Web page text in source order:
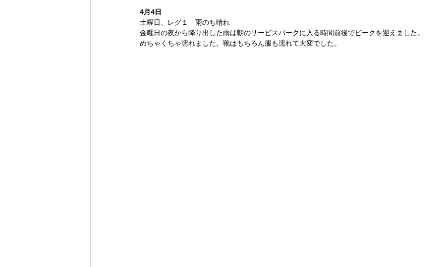
4月4日
土曜日、レグ１　雨のち晴れ
金曜日の夜から降り出した雨は朝のサービスパークに入る時間前後でピークを迎えました。
めちゃくちゃ濡れました。靴はもちろん服も濡れて大変でした。